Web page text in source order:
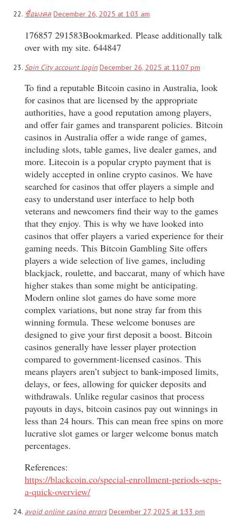
ชื่อมงคล December 26, 2025 at 1:03 am
176857 291583Bookmarked. Please additionally talk
over with my site. 644847
Spin City account login December 26, 2025 at 11:07 pm
To find a reputable Bitcoin casino in Australia, look
for casinos that are licensed by the appropriate
authorities, have a good reputation among players,
and offer fair games and transparent policies. Bitcoin
casinos in Australia offer a wide range of games,
including slots, table games, live dealer games, and
more. Litecoin is a popular crypto payment that is
widely accepted in online crypto casinos. We have
searched for casinos that offer players a simple and
easy to understand user interface to help both
veterans and newcomers find their way to the games
that they enjoy. This is why we have looked into
casinos that offer players a varied experience for their
gaming needs. This Bitcoin Gambling Site offers
players a wide selection of live games, including
blackjack, roulette, and baccarat, many of which have
higher stakes than some might be anticipating.
Modern online slot games do have some more
complex variations, but none stray far from this
winning formula. These welcome bonuses are
designed to give your first deposit a boost. Bitcoin
casinos generally have lesser player protection
compared to government-licensed casinos. This
means players aren’t subject to bank-imposed limits,
delays, or fees, allowing for quicker deposits and
withdrawals. Unlike regular casinos that process
payouts in days, bitcoin casinos pay out winnings in
less than 24 hours. This can mean free spins on more
lucrative slot games or larger welcome bonus match
percentages.
References:
https://blackcoin.co/special-enrollment-periods-seps-
a-quick-overview/
avoid online casino errors December 27, 2025 at 1:33 pm